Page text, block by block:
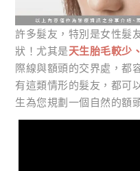
許多髮友，特別是女性髮
狀！尤其是天生胎毛較少
際線與額頭的交界處，都
有這類情形的髮友，都可
生為您規劃一個自然的額